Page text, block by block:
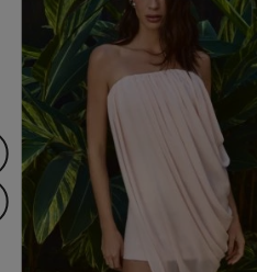
VESTIDO MADALENA AZUL MARINHO DOT
R$ 398,00
159,20